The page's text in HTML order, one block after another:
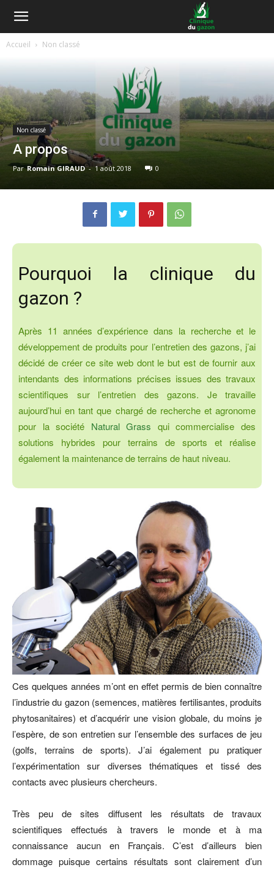
Accueil Non classé
Non classé
A propos
Par Romain GIRAUD - 1 août 2018 0
Pourquoi la clinique du
gazon ?
Après 11 années d’expérience dans la recherche et le
développement de produits pour l’entretien des gazons, j’ai
décidé de créer ce site web dont le but est de fournir aux
intendants des informations précises issues des travaux
scientifiques sur l’entretien des gazons. Je travaille
aujourd’hui en tant que chargé de recherche et agronome
pour la société Natural Grass qui commercialise des
solutions hybrides pour terrains de sports et réalise
également la maintenance de terrains de haut niveau.
Ces quelques années m’ont en effet permis de bien connaître
l’industrie du gazon (semences, matières fertilisantes, produits
phytosanitaires) et d’acquérir une vision globale, du moins je
l’espère, de son entretien sur l’ensemble des surfaces de jeu
(golfs, terrains de sports). J’ai également pu pratiquer
l’expérimentation sur diverses thématiques et tissé des
contacts avec plusieurs chercheurs.
Très peu de sites diffusent les résultats de travaux
scientifiques effectués à travers le monde et à ma
connaissance aucun en Français. C’est d’ailleurs bien
dommage puisque certains résultats sont clairement d’un